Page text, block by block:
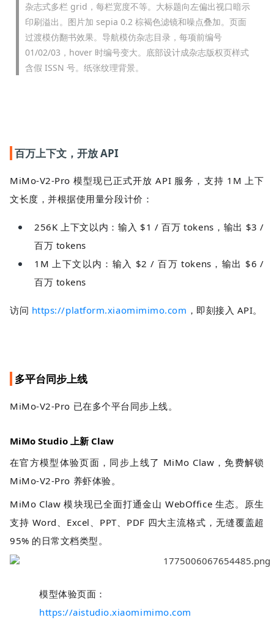
杂志式多栏 grid，每栏宽度不等。大标题向左偏出视口暗示
印刷溢出。图片加 sepia 0.2 棕褐色滤镜和噪点叠加。页面
过渡模仿翻书效果。导航模仿杂志目录，每项前编号
01/02/03，hover 时编号变大。底部设计成杂志版权页样式
含假 ISSN 号。纸张纹理背景。
百万上下文，开放 API
MiMo-V2-Pro 模型现已正式开放 API 服务，支持 1M 上下
文长度，并根据使用量分段计价：
256K 上下文以内：输入 $1 / 百万 tokens，输出 $3 /
百万 tokens
1M 上下文以内：输入 $2 / 百万 tokens，输出 $6 /
百万 tokens
访问 https://platform.xiaomimimo.com ，即刻接入 API。
多平台同步上线
MiMo-V2-Pro 已在多个平台同步上线。
MiMo Studio 上新 Claw
在官方模型体验页面，同步上线了 MiMo Claw，免费解锁
MiMo-V2-Pro 养虾体验。
MiMo Claw 模块现已全面打通金山 WebOffice 生态。原生
支持 Word、Excel、PPT、PDF 四大主流格式，无缝覆盖超
95% 的日常文档类型。
模型体验页面：
https://aistudio.xiaomimimo.com